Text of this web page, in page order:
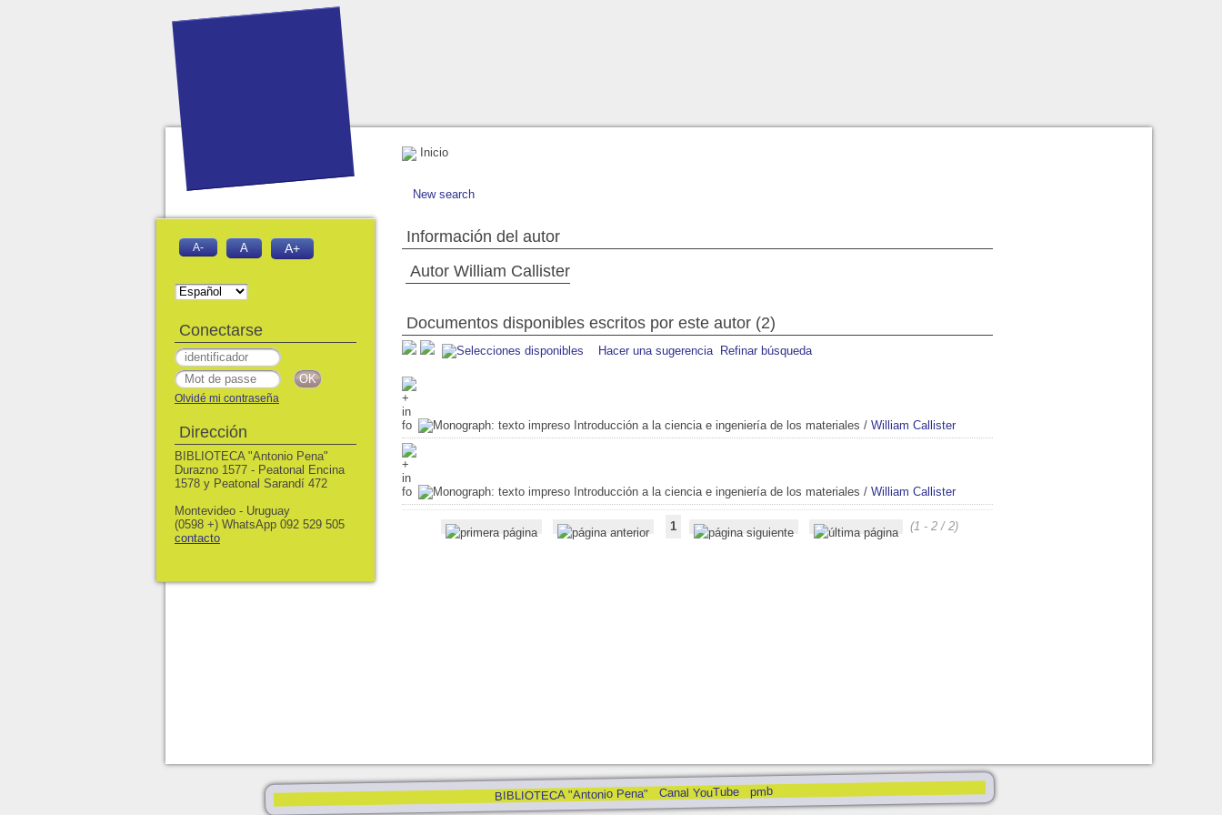
Inicio
New search
Información del autor
Autor William Callister
Documentos disponibles escritos por este autor (2)
Hacer una sugerencia Refinar búsqueda
Introducción a la ciencia e ingeniería de los materiales / William Callister
Introducción a la ciencia e ingeniería de los materiales / William Callister
1 (1 - 2 / 2)
BIBLIOTECA "Antonio Pena" Canal YouTube pmb
A- A A+
Conectarse
Olvidé mi contraseña
Dirección
BIBLIOTECA "Antonio Pena"
Durazno 1577 - Peatonal Encina
1578 y Peatonal Sarandí 472
Montevideo - Uruguay
(0598 +) WhatsApp 092 529 505
contacto